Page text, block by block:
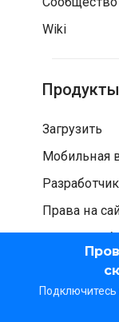
Подключитесь
Wiki
Продукты
Загрузить
Мобильная
Права на
Проверка